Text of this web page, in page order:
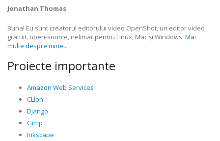
Jonathan Thomas
Buna! Eu sunt creatorul editorului video OpenShot, un editor video
gratuit, open-source, neliniar pentru Linux, Mac și Windows. Mai
multe despre mine...
Proiecte importante
Amazon Web Services
CLion
Django
Gimp
Inkscape